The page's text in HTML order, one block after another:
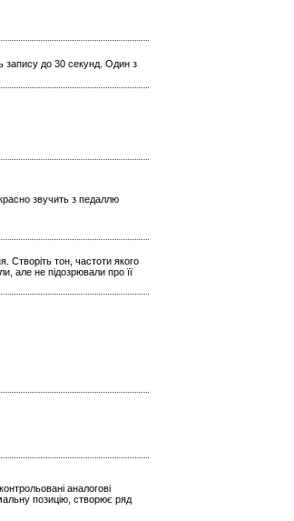
запису до 30 секунд. Один з
звучить з педаллю
Створіть тон, частоти якого
але не підозрювали про її
аналогові
позицію, створює ряд